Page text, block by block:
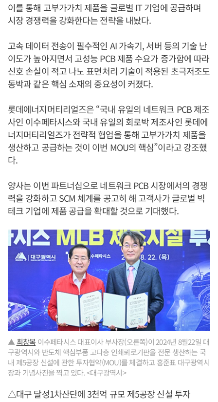
이를 통해 고부가가치 제품을 글로벌 IT 기업에 공급하며
시장 경쟁력을 강화한다는 전략을 내놨다.
고속 데이터 전송이 필수적인 AI 가속기, 서버 등의 기술 난
이도가 높아지면서 고성능 PCB 제품 수요가 증가함에 따라
신호 손실이 적고 나노 표면처리 기술이 적용된 초극저조도
동박과 같은 핵심 소재의 중요성이 커졌다.
롯데에너지머티리얼즈은 “국내 유일의 네트워크 PCB 제조
사인 이수페타시스와 국내 유일의 회로박 제조사인 롯데에
너지머티리얼즈가 전략적 협업을 통해 고부가가치 제품을
생산하고 공급하는 것이 이번 MOU의 핵심”이라고 강조했
다.
양사는 이번 파트너십으로 네트워크 PCB 시장에서의 경쟁
력을 강화하고 SCM 체계를 공고히 해 고객사가 글로벌 빅
테크 기업에 제품 공급을 확대할 것으로 기대했다.
▲ 최창복 이수페타시스 대표이사 부사장(오른쪽)이 2024년 8월22일 대
구광역시와 반도체 핵심부품 고다층 인쇄뢰로기판을 전문 생산하는 국
내 제5공장 신설에 관한 투자협약(MOU)를 체결하고 홍준표 대구광역시
장과 기념사진을 찍고 있다. <대구광역시>
△대구 달성1차산단에 3천억 규모 제5공장 신설 투자